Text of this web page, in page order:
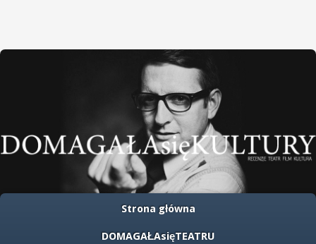
Strona główna
DOMAGAŁAsięTEATRU